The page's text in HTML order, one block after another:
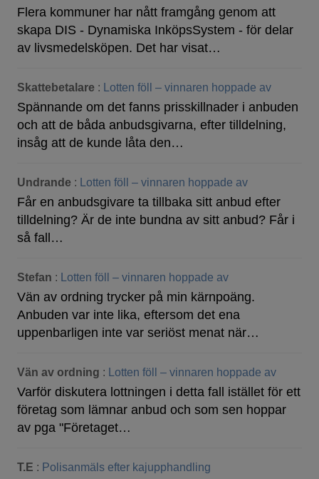
Flera kommuner har nått framgång genom att
skapa DIS - Dynamiska InköpsSystem - för delar
av livsmedelsköpen. Det har visat…
Skattebetalare : Lotten föll – vinnaren hoppade av
Spännande om det fanns prisskillnader i anbuden
och att de båda anbudsgivarna, efter tilldelning,
insåg att de kunde låta den…
Undrande : Lotten föll – vinnaren hoppade av
Får en anbudsgivare ta tillbaka sitt anbud efter
tilldelning? Är de inte bundna av sitt anbud? Får i
så fall…
Stefan : Lotten föll – vinnaren hoppade av
Vän av ordning trycker på min kärnpoäng.
Anbuden var inte lika, eftersom det ena
uppenbarligen inte var seriöst menat när…
Vän av ordning : Lotten föll – vinnaren hoppade av
Varför diskutera lottningen i detta fall istället för ett
företag som lämnar anbud och som sen hoppar
av pga "Företaget…
T.E : Polisanmäls efter kajupphandling